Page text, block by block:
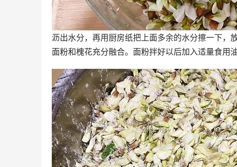
沥出水分，再用厨房纸把上面多余的水分擦一下，
面粉和槐花充分融合。面粉拌好以后加入适量食用